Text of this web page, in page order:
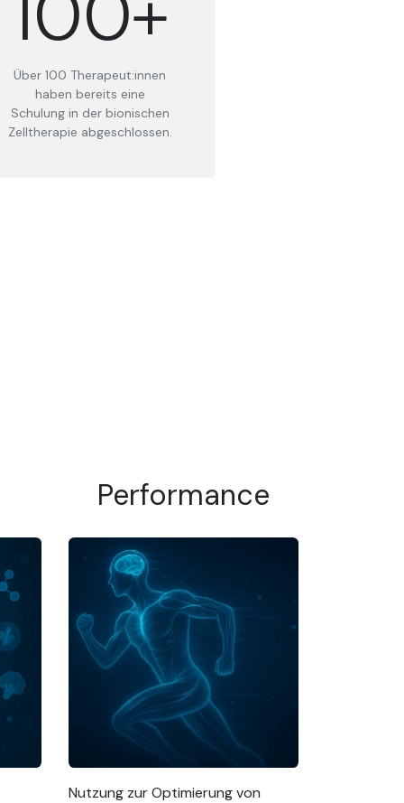
Über 100 Therapeut:innen
haben bereits eine
Schulung in der bionischen
Zelltherapie abgeschlossen.
Performance
Nutzung zur Optimierung von